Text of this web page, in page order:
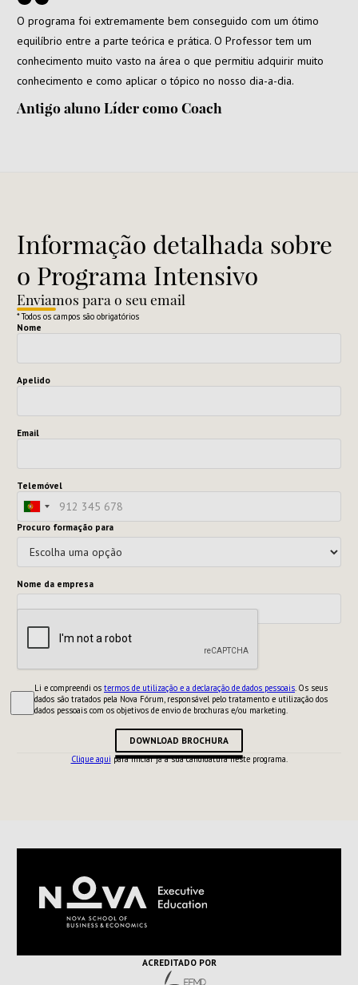
O programa foi extremamente bem conseguido com um ótimo
equilíbrio entre a parte teórica e prática. O Professor tem um
conhecimento muito vasto na área o que permitiu adquirir muito
conhecimento e como aplicar o tópico no nosso dia-a-dia.
Antigo aluno Líder como Coach
Informação detalhada sobre
o Programa Intensivo
Enviamos para o seu email
* Todos os campos são obrigatórios
Nome
Apelido
Email
Telemóvel
Procuro formação para
Nome da empresa
Li e compreendi os termos de utilização e a declaração de dados pessoais. Os seus
dados são tratados pela Nova Fórum, responsável pelo tratamento e utilização dos
dados pessoais com os objetivos de envio de brochuras e/ou marketing.
DOWNLOAD BROCHURA
Clique aqui para iniciar já a sua candidatura neste programa.
ACREDITADO POR